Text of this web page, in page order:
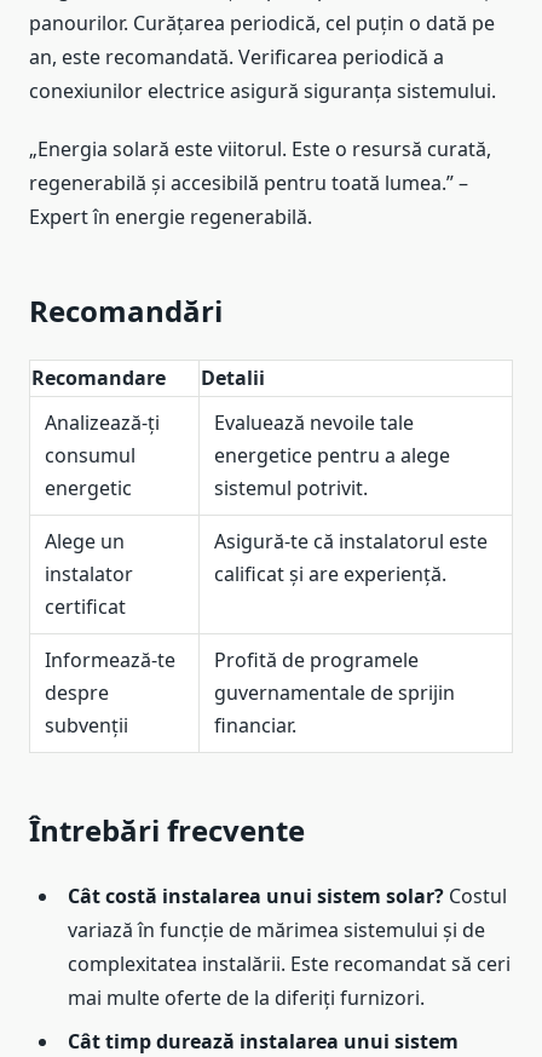
panourilor. Curățarea periodică, cel puțin o dată pe
an, este recomandată. Verificarea periodică a
conexiunilor electrice asigură siguranța sistemului.
„Energia solară este viitorul. Este o resursă curată,
regenerabilă și accesibilă pentru toată lumea.” –
Expert în energie regenerabilă.
Recomandări
Recomandare
Detalii
Analizează-ți
consumul
energetic
Evaluează nevoile tale
energetice pentru a alege
sistemul potrivit.
Alege un
instalator
certificat
Asigură-te că instalatorul este
calificat și are experiență.
Informează-te
despre
subvenții
Profită de programele
guvernamentale de sprijin
financiar.
Întrebări frecvente
Cât costă instalarea unui sistem solar? Costul
variază în funcție de mărimea sistemului și de
complexitatea instalării. Este recomandat să ceri
mai multe oferte de la diferiți furnizori.
Cât timp durează instalarea unui sistem